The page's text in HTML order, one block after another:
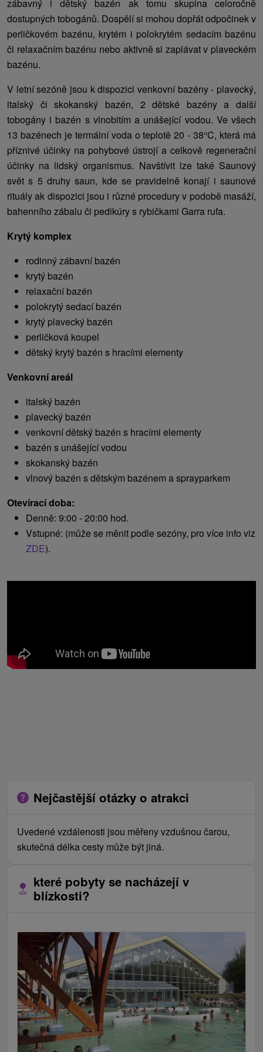
zábavný i dětský bazén ak tomu skupina celoročně
dostupných tobogánů. Dospělí si mohou dopřát odpočinek v
perličkovém bazénu, krytém i polokrytém sedacím bazénu
či relaxačním bazénu nebo aktivně si zaplávat v plaveckém
bazénu.
V letní sezóně jsou k dispozici venkovní bazény - plavecký,
italský či skokanský bazén, 2 dětské bazény a další
tobogány i bazén s vlnobitím a unášející vodou. Ve všech
13 bazénech je termální voda o teplotě 20 - 38°C, která má
příznivé účinky na pohybové ústrojí a celkově regenerační
účinky na lidský organismus. Navštívit lze také Saunový
svět s 5 druhy saun, kde se pravidelně konají i saunové
rituály ak dispozici jsou i různé procedury v podobě masáží,
bahenního zábalu či pedikúry s rybičkami Garra rufa.
Krytý komplex
rodinný zábavní bazén
krytý bazén
relaxační bazén
polokrytý sedací bazén
krytý plavecký bazén
perličková koupel
dětský krytý bazén s hracími elementy
Venkovní areál
italský bazén
plavecký bazén
venkovní dětský bazén s hracími elementy
bazén s unášející vodou
skokanský bazén
vlnový bazén s dětským bazénem a sprayparkem
Otevírací doba:
Denně: 9:00 - 20:00 hod.
Vstupné: (může se měnit podle sezóny, pro více info viz
ZDE).
Nejčastější otázky o atrakci
Uvedené vzdálenosti jsou měřeny vzdušnou čarou,
skutečná délka cesty může být jiná.
které pobyty se nacházejí v
blízkosti?